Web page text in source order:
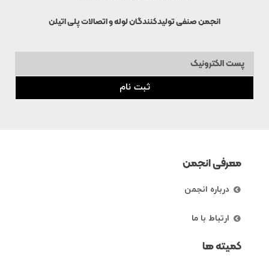
انجمن صنفی تولیدکنندگان لوله و اتصالات پلی اتیلن
ثبت نام
معرفی انجمن
درباره انجمن
ارتباط با ما
کمیته ها